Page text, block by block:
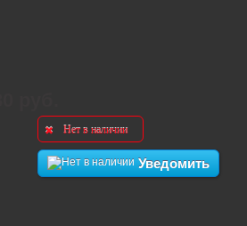
Нет в наличии
Уведомить